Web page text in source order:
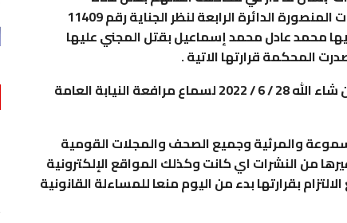
المنصورة نيرة أشرف.وانعقدت اليوم محكمة جنايات المنصورة الدائرة الرابعة لنظر الجناية رقم 11409
فيها محمد عادل محمد إسماعيل بقتل المجني عليها
المحكمة قرارتها الاتية .
أولا تأجيل نظر القضية لجلسة يوم الثلاثاء القادم إن شاء الله 28 / 6 / 2022 لسماع مرافعة النيابة العامة
والمرئية وجميع الصحف والمجلات القومية
من النشرات اي كانت وكذلك المواقع الإلكترونية
بقرارتها بدء من اليوم منعا للمساءلة القانونية
اقتصاد
بنك مصر يشارك في مبادرة “حدث بياناتك في مصر”…
AKHERALANBAAEG يومين منذ 0